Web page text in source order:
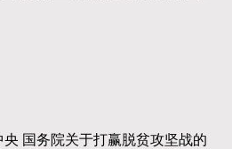
国务院关于打赢脱贫攻坚战的